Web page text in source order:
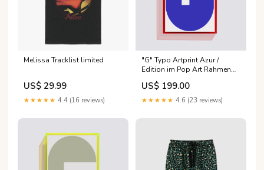
Melissa Tracklist limited
US$ 29.99
★★★★★ 4.4 (16 reviews)
"G" Typo Artprint Azur /
Edition im Pop Art Rahmen
Erschwingliche Kunst
US$ 199.00
★★★★★ 4.6 (23 reviews)